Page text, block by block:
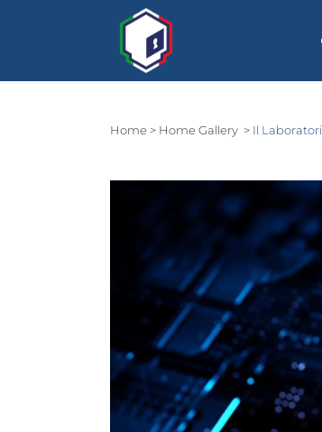
Home > Home Gallery > Il